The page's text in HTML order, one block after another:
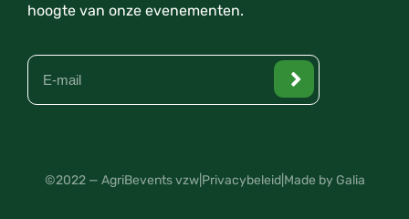
hoogte van onze evenementen.
©2022 — AgriBevents vzw| Privacybeleid| Made by Galia